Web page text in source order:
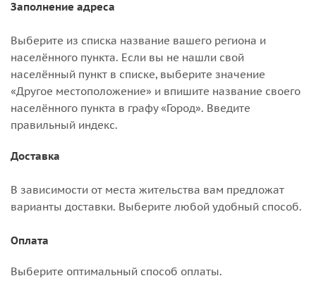
Заполнение адреса
Выберите из списка название вашего региона и
населённого пункта. Если вы не нашли свой
населённый пункт в списке, выберите значение
«Другое местоположение» и впишите название своего
населённого пункта в графу «Город». Введите
правильный индекс.
Доставка
В зависимости от места жительства вам предложат
варианты доставки. Выберите любой удобный способ.
Оплата
Выберите оптимальный способ оплаты.